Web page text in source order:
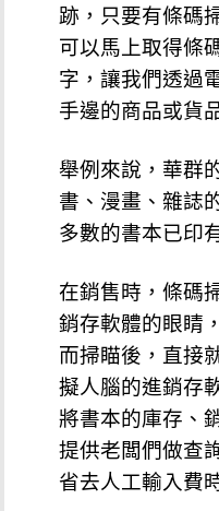
跡，只要有條碼
可以馬上取得條
字，讓我們透過
手邊的商品或貨
舉例來說，華群
書、漫畫、雜誌
多數的書本已印
在銷售時，條碼
銷存軟體的眼睛，
而掃瞄後，直接
擬人腦的進銷存
將書本的庫存、
提供老闆們做查
省去人工輸入費